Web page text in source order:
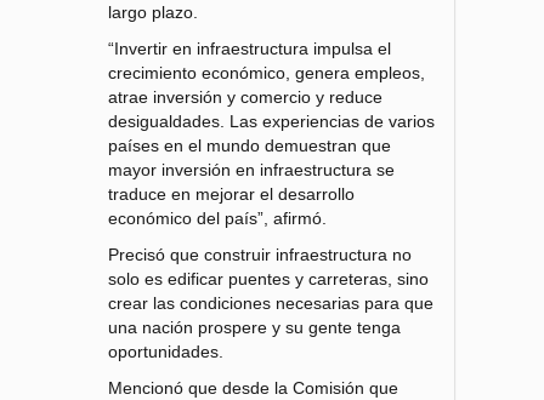
largo plazo.
“Invertir en infraestructura impulsa el
crecimiento económico, genera empleos,
atrae inversión y comercio y reduce
desigualdades. Las experiencias de varios
países en el mundo demuestran que
mayor inversión en infraestructura se
traduce en mejorar el desarrollo
económico del país”, afirmó.
Precisó que construir infraestructura no
solo es edificar puentes y carreteras, sino
crear las condiciones necesarias para que
una nación prospere y su gente tenga
oportunidades.
Mencionó que desde la Comisión que